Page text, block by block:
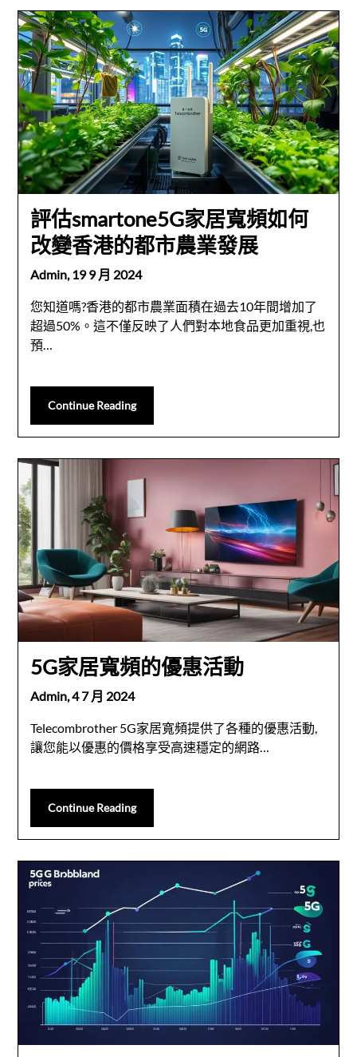
評估smartone5G家居寬頻如何
改變香港的都市農業發展
Admin,19 9 月 2024
您知道嗎?香港的都市農業面積在過去10年間增加了
超過50%。這不僅反映了人們對本地食品更加重視,也
預…
Continue Reading
5G家居寬頻的優惠活動
Admin,4 7 月 2024
Telecombrother 5G家居寬頻提供了各種的優惠活動,
讓您能以優惠的價格享受高速穩定的網路…
Continue Reading